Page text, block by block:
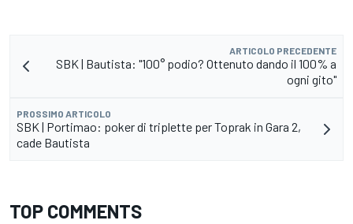
ARTICOLO PRECEDENTE
SBK | Bautista: "100° podio? Ottenuto dando il 100% a
ogni gito"
PROSSIMO ARTICOLO
SBK | Portimao: poker di triplette per Toprak in Gara 2,
cade Bautista
TOP COMMENTS